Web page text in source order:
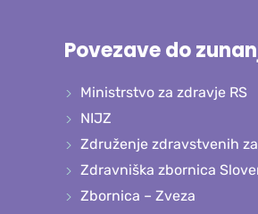
Povezave do
Ministrstvo za zdravje RS
NIJZ
Združenje zdravstvenih
Zdravniška zbornica
Zbornica – Zveza